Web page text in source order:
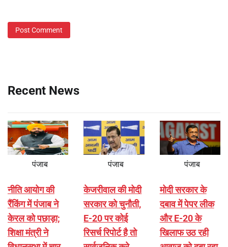
Recent News
पंजाब
नीति आयोग की
रैंकिंग में पंजाब ने
केरल को पछाड़ा;
शिक्षा मंत्री ने
पंजाब
केजरीवाल की मोदी
सरकार को चुनौती,
E-20 पर कोई
रिसर्च रिपोर्ट है तो
पंजाब
मोदी सरकार के
दबाव में पेपर लीक
और E-20 के
खिलाफ उठ रही